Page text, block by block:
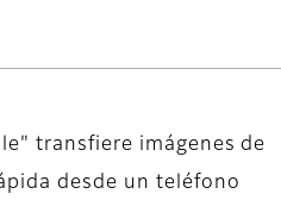
transfiere imágenes de
desde un teléfono